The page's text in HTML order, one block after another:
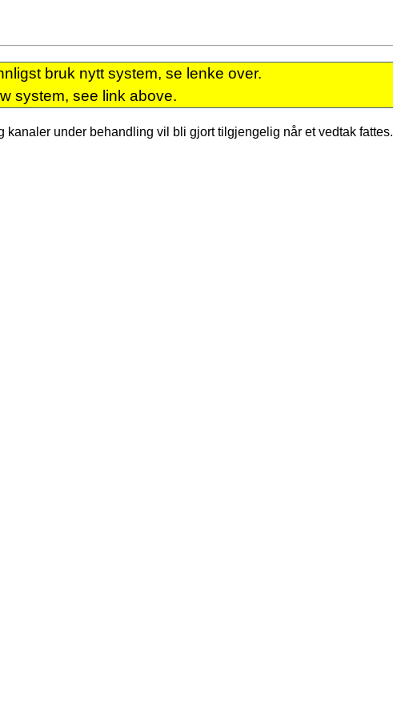
bruk nytt system, se lenke over.
system, see link above.
kanaler under behandling vil bli gjort tilgjengelig når et vedtak fattes.